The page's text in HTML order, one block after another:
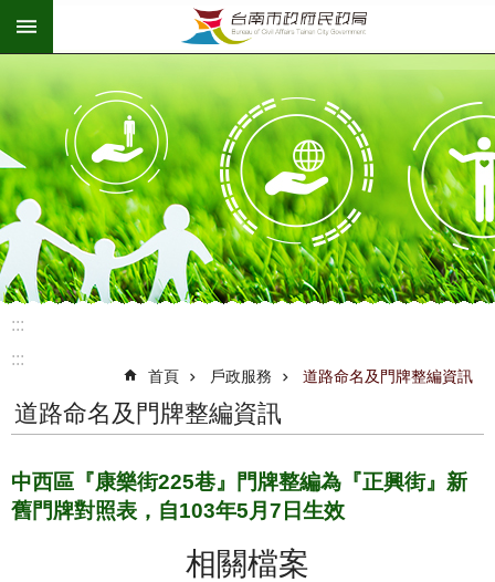
跳到主要內容區塊
:::
:::
首頁 戶政服務 道路命名及門牌整編資訊
道路命名及門牌整編資訊
中西區『康樂街225巷』門牌整編為『正興街』新
舊門牌對照表，自103年5月7日生效
相關檔案